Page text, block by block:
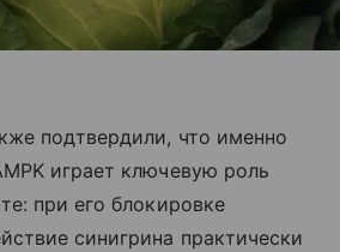
подтвердили, что именно
играет ключевую роль
при его блокировке
синигрина практически